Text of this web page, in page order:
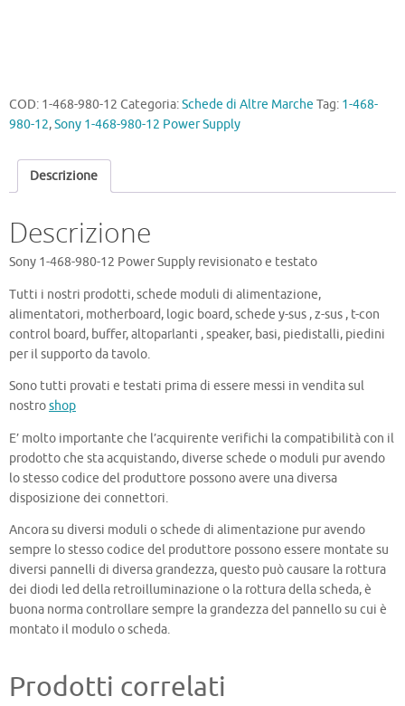
COD: 1-468-980-12 Categoria:Schede di Altre Marche Tag: 1-468-
980-12,Sony 1-468-980-12 Power Supply
Descrizione
Descrizione
Sony 1-468-980-12 Power Supply revisionato e testato
Tutti i nostri prodotti, schede moduli di alimentazione,
alimentatori, motherboard, logic board, schede y-sus , z-sus , t-con
control board, buffer, altoparlanti , speaker, basi, piedistalli, piedini
per il supporto da tavolo.
Sono tutti provati e testati prima di essere messi in vendita sul
nostroshop
E’ molto importante che l’acquirente verifichi la compatibilità con il
prodotto che sta acquistando, diverse schede o moduli pur avendo
lo stesso codice del produttore possono avere una diversa
disposizione dei connettori.
Ancora su diversi moduli o schede di alimentazione pur avendo
sempre lo stesso codice del produttore possono essere montate su
diversi pannelli di diversa grandezza, questo può causare la rottura
dei diodi led della retroilluminazione o la rottura della scheda, è
buona norma controllare sempre la grandezza del pannello su cui è
montato il modulo o scheda.
Prodotti correlati